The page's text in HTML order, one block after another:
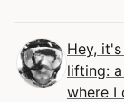
Hey,
lifting:
where I